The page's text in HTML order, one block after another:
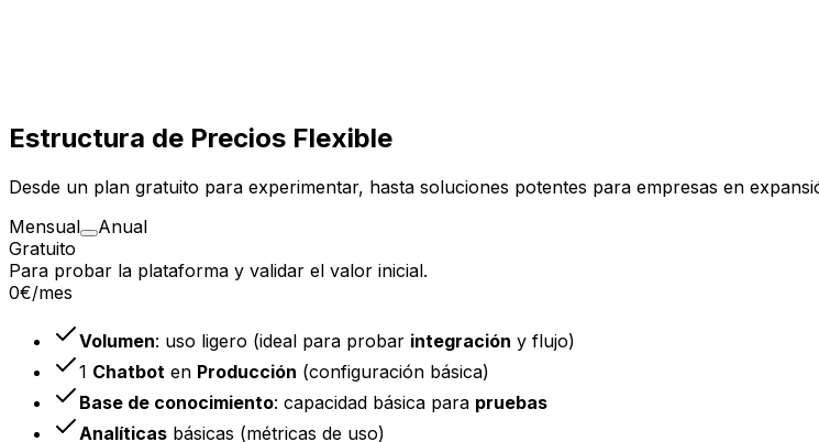
Estructura de Precios Flexible
Desde un plan gratuito para experimentar, hasta soluciones potentes para empresas en
Mensual
Anual
Gratuito
Para probar la plataforma y validar el valor inicial.
0€/mes
Volumen: uso ligero (ideal para probar integración y flujo)
1 Chatbot en Producción (configuración básica)
Base de conocimiento: capacidad básica para pruebas
Analíticas básicas (métricas de uso)